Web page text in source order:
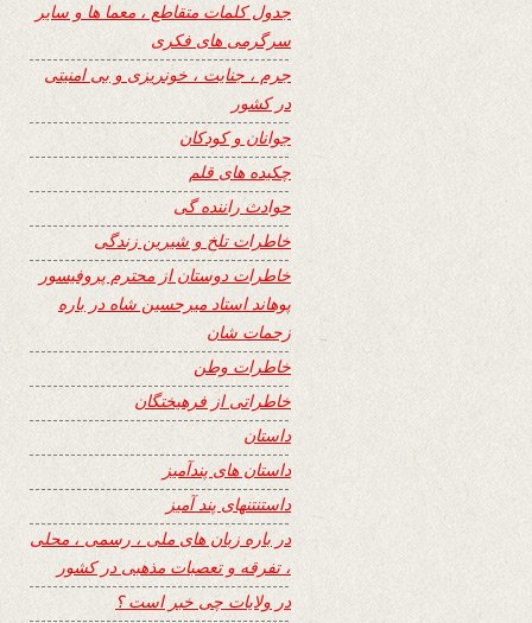
جدول کلمات متقاطع ، معما ها و سایر
سرگرمی های فکری
جرم ، جنایت ، خونریزی و بی امنیتی
در کشور
جوانان و کودکان
چکیده های قلم
حوادث راننده گی
خاطرات تلخ و شیرین زندگی
خاطرات دوستان از محترم پروفیسور
پوهاند استاد میرحسین شاه در باره
زحمات شان
خاطرات وطن
خاطراتی از فرهیختگان
داستان
داستان های پندآمیز
داستنتنهای پند آمیز
در باره زبان های ملی ، رسمی ، محلی
، تفرقه و تعصبات مذهبی در کشور
در ولایات چی خبر است ؟